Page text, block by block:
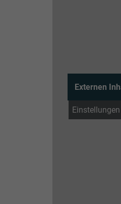
Externen